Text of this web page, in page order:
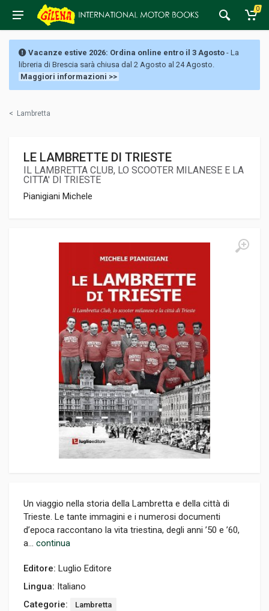
0
Vacanze estive 2026: Ordina online entro il 3 Agosto - La
libreria di Brescia sarà chiusa dal 2 Agosto al 24 Agosto.
Maggiori informazioni >>
< Lambretta
LE LAMBRETTE DI TRIESTE
IL LAMBRETTA CLUB, LO SCOOTER MILANESE E LA
CITTA' DI TRIESTE
Pianigiani Michele
Un viaggio nella storia della Lambretta e della città di
Trieste. Le tante immagini e i numerosi documenti
d’epoca raccontano la vita triestina, degli anni ’50 e ’60,
a... continua
Editore: Luglio Editore
Lingua: Italiano
Categorie:
Lambretta